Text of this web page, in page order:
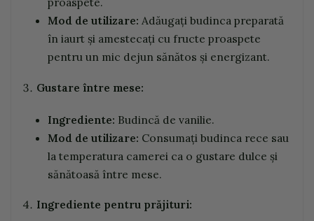
Mod de utilizare: Adăugați budinca preparată
în iaurt și amestecați cu fructe proaspete
pentru un mic dejun sănătos și energizant.
Gustare între mese:
Ingrediente: Budincă de vanilie.
Mod de utilizare: Consumați budinca rece sau
la temperatura camerei ca o gustare dulce și
sănătoasă între mese.
Ingrediente pentru prăjituri: